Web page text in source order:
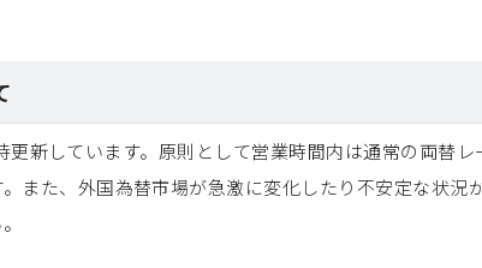
新しています。原則として営業時間内は通常の両替
また、外国為替市場が急激に変化したり不安定な状